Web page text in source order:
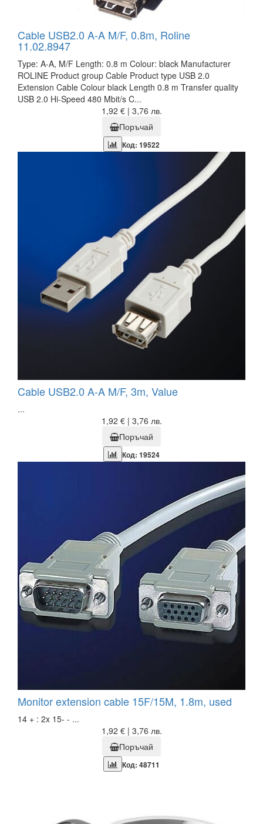
Cable USB2.0 A-A M/F, 0.8m, Roline
11.02.8947
Type: A-A, M/F Length: 0.8 m Colour: black Manufacturer
ROLINE Product group Cable Product type USB 2.0
Extension Cable Colour black Length 0.8 m Transfer quality
USB 2.0 Hi-Speed 480 Mbit/s C...
1,92 € | 3,76 лв.
Поръчай
Код: 19522
Cable USB2.0 A-A M/F, 3m, Value
...
1,92 € | 3,76 лв.
Поръчай
Код: 19524
Monitor extension cable 15F/15M, 1.8m, used
14 + : 2x 15- - ...
1,92 € | 3,76 лв.
Поръчай
Код: 48711